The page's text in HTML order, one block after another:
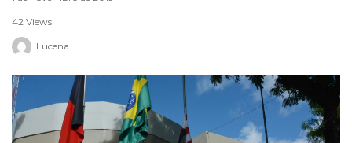
r
o
42 Views
Lucena